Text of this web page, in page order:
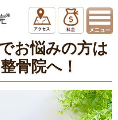
お悩みの方はふくろう整骨院へ！
お悩みの方は
骨院へ！